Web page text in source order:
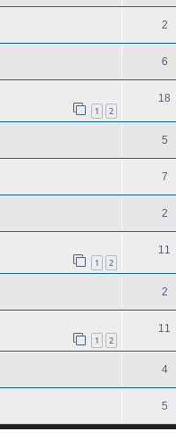
2
6
1 2
18
5
7
2
1 2
11
2
1 2
11
4
5